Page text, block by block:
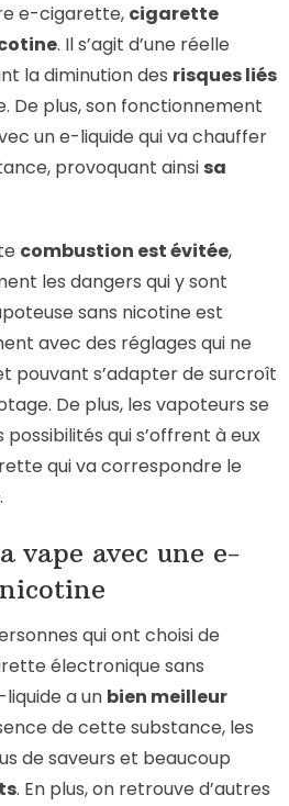
e-cigarette, cigarette
. Il s’agit d’une réelle
la diminution des risques liés
De plus, son fonctionnement
un e-liquide qui va chauffer
provoquant ainsi sa
combustion est évitée,
les dangers qui y sont
sans nicotine est
avec des réglages qui ne
pouvant s’adapter de surcroît
De plus, les vapoteurs se
qui s’offrent à eux
qui va correspondre le
.
vape avec une e-
qui ont choisi de
électronique sans
a un bien meilleur
de cette substance, les
de saveurs et beaucoup
. En plus, on retrouve d’autres